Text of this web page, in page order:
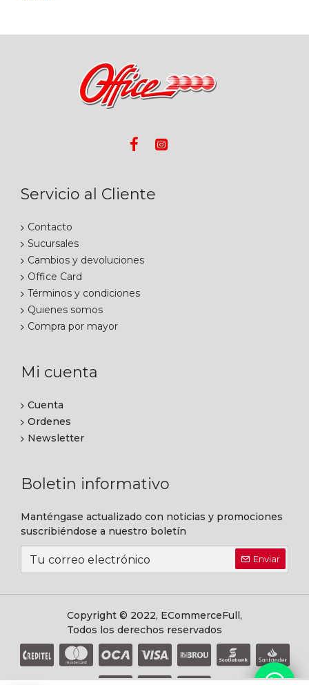
Servicio al Cliente
Contacto
Sucursales
Cambios y devoluciones
Office Card
Términos y condiciones
Quienes somos
Compra por mayor
Mi cuenta
Cuenta
Ordenes
Newsletter
Boletin informativo
Manténgase actualizado con noticias y promociones
suscribiéndose a nuestro boletín
Enviar
Copyright © 2022, ECommerceFull,
Todos los derechos reservados